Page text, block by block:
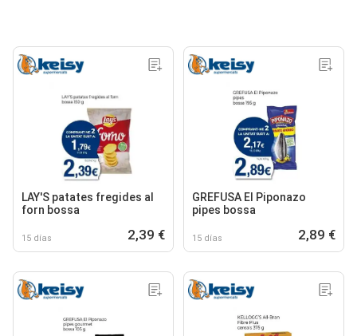
LAY'S patates fregides al
forn bossa
15 días 2,39 €
GREFUSA EI Piponazo
pipes bossa
15 días 2,89 €